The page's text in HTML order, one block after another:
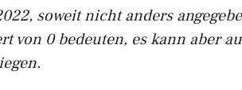
soweit nicht anders
von 0 bedeuten, es kann aber